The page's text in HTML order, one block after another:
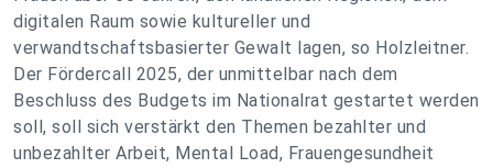
digitalen Raum sowie kultureller und
verwandtschaftsbasierter Gewalt lagen, so Holzleitner.
Der Fördercall 2025, der unmittelbar nach dem
Beschluss des Budgets im Nationalrat gestartet werden
soll, soll sich verstärkt den Themen bezahlter und
unbezahlter Arbeit, Mental Load, Frauengesundheit